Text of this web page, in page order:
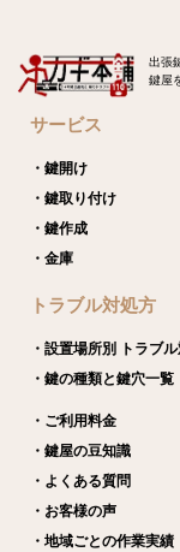
出張
鍵屋
サービス
・鍵開け
・鍵取り付け
・鍵作成
・金庫
トラブル対処方
・設置場所別 トラブ
・鍵の種類と鍵穴一覧
・ご利用料金
・鍵屋の豆知識
・よくある質問
・お客様の声
・地域ごとの作業実績